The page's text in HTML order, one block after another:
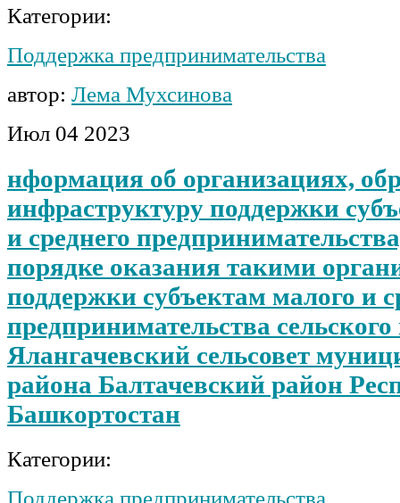
Категории:
Поддержка предпринимательства
автор: Лема Мухсинова
Июл 04 2023
нформация об организациях,
инфраструктуру поддержки
и среднего
порядке оказания такими
поддержки субъектам малого и
предпринимательства
Ялангачевский сельсовет
района Балтачевский район
Башкортостан
Категории:
Поддержка предпринимательства